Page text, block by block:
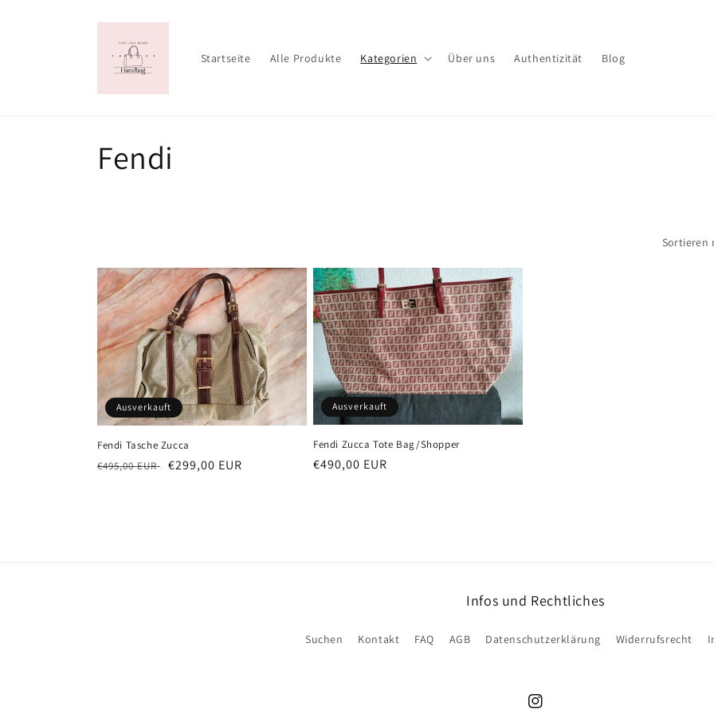
Startseite Alle Produkte Kategorien Über uns Authentizität Blog
K
e
g
o
r
i
Fendi
Sortieren
Ausverkauft
Fendi Tasche Zucca
Normaler
€495,00 EUR Verkaufspreis
€299,00 EUR
Ausverkauft
Fendi Zucca Tote Bag/Shopper
Normaler
€490,00 EUR
Infos und Rechtliches
Suchen Kontakt FAQ AGB Datenschutzerklärung Widerrufsrecht
Instagram